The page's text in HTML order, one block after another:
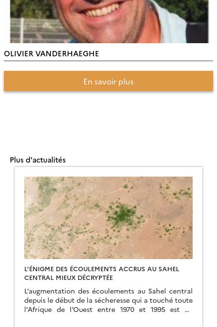
OLIVIER VANDERHAEGHE
En savoir plus
Plus d'actualités
L’ÉNIGME DES ÉCOULEMENTS ACCRUS AU SAHEL
CENTRAL MIEUX DÉCRYPTÉE
L’augmentation des écoulements au Sahel central
depuis le début de la sécheresse qui a touché toute
l’Afrique de l’Ouest entre 1970 et 1995 est un